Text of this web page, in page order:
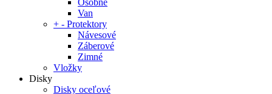
Osobné
Van
+ - Protektory
Návesové
Záberové
Zimné
Vložky
Disky
Disky oceľové